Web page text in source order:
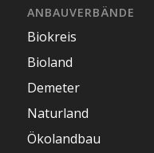
ANBAUVERBÄNDE
Biokreis
Bioland
Demeter
Naturland
Ökolandbau